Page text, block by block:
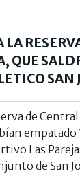
QUE
SAN
de
empatado
Las
de San